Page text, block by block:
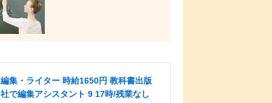
編集・ライター 時給1650円 教科書出版
社で編集アシスタント 9 17時/残業なし